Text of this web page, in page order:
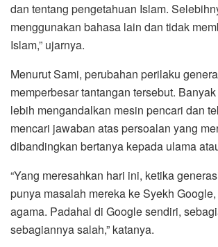
dan tentang pengetahuan Islam.
menggunakan bahasa lain dan tidak
Islam,” ujarnya.
Menurut Sami, perubahan perilaku
memperbesar tantangan tersebut.
lebih mengandalkan mesin pencari dan
mencari jawaban atas persoalan yang
dibandingkan bertanya kepada ulama
“Yang meresahkan hari ini, ketika
punya masalah mereka ke Syekh
agama. Padahal di Google sendiri,
sebagiannya salah,” katanya.